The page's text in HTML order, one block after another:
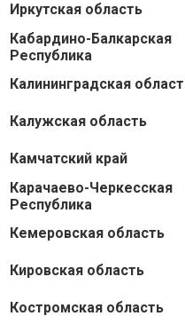
Иркутская область
Кабардино-Балкарская
Республика
Калининградская
Калужская область
Камчатский край
Карачаево-Черкесская
Республика
Кемеровская область
Кировская область
Костромская область